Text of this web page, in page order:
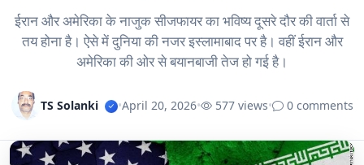
ईरान और अमेरिका के नाजुक सीजफायर का भविष्य दूसरे दौर की वार्ता से
तय होना है। ऐसे में दुनिया की नजर इस्लामाबाद पर है। वहीं ईरान और
अमेरिका की ओर से बयानबाजी तेज हो गई है।
TS Solanki •April 20, 2026• 577 views• 0 comments